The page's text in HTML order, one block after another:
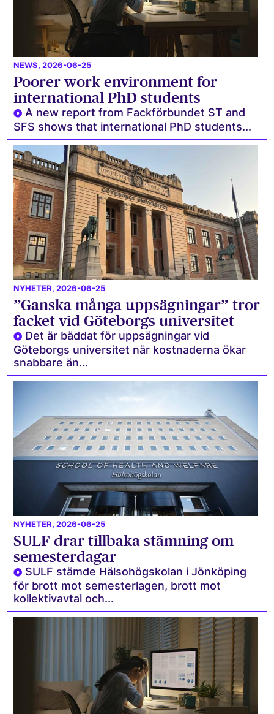
NEWS, 2026-06-25
Poorer work environment for
international PhD students
A new report from Fackförbundet ST and
SFS shows that international PhD students...
NYHETER, 2026-06-25
”Ganska många uppsägningar” tror
facket vid Göteborgs universitet
Det är bäddat för uppsägningar vid
Göteborgs universitet när kostnaderna ökar
snabbare än...
NYHETER, 2026-06-25
SULF drar tillbaka stämning om
semesterdagar
SULF stämde Hälsohögskolan i Jönköping
för brott mot semesterlagen, brott mot
kollektivavtal och...